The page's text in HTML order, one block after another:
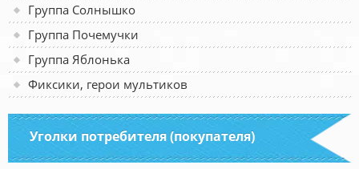
Группа Солнышко
Группа Почемучки
Группа Яблонька
Фиксики, герои мультиков
Уголки потребителя (покупателя)